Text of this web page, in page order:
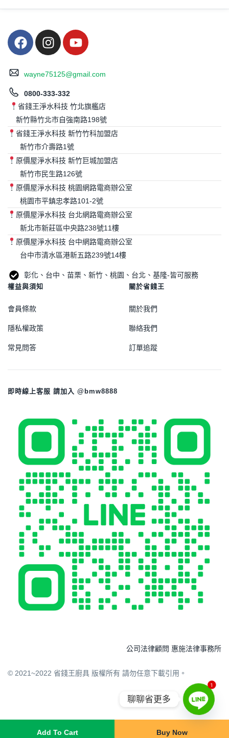
Add To Cart Buy Now
wayne75125@gmail.com
0800-333-332
省錢王淨水科技 竹北旗艦店
新竹縣竹北市自強南路198號
省錢王淨水科技 新竹竹科加盟店
新竹市介壽路1號
原價屋淨水科技 新竹巨城加盟店
新竹市民生路126號
原價屋淨水科技 桃園網路電商辦公室
桃園市平鎮忠孝路101-2號
原價屋淨水科技 台北網路電商辦公室
新北市新莊區中央路238號11樓
原價屋淨水科技 台中網路電商辦公室
台中市清水區港新五路239號14樓
彰化、台中、苗栗、新竹、桃園、台北、基隆-皆可服務
權益與須知
會員條款
隱私權政策
常見問答
關於省錢王
關於我們
聯絡我們
訂單追蹤
即時線上客服 請加入 @bmw8888
© 2021~2022 省錢王廚具 版權所有 請勿任意下載引用。
公司法律顧問 惠施法律事務所
1
聊聊省更多